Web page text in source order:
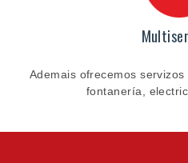
Ademais ofrecemos
fontanería,